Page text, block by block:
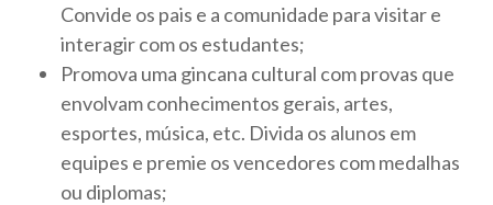
Convide os pais e a comunidade para visitar e
interagir com os estudantes;
Promova uma gincana cultural com provas que
envolvam conhecimentos gerais, artes,
esportes, música, etc. Divida os alunos em
equipes e premie os vencedores com medalhas
ou diplomas;